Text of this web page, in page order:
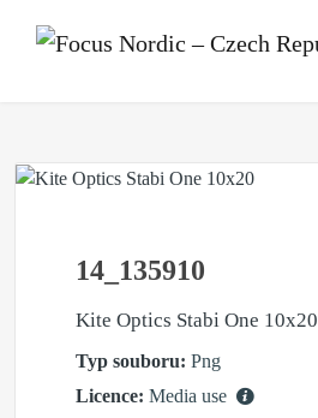
14_135910
Kite Optics Stabi One 10x20
Typ souboru: Png
Licence: Media use